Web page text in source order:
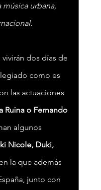
urbana,
dos días de
como es
las actuaciones
Ruina o Fernando
algunos
Nicole, Duki,
la que además
junto con